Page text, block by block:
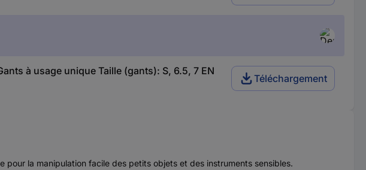
à usage unique Taille (gants): S, 6.5, 7 EN
Téléchargement
la manipulation facile des petits objets et des instruments sensibles.